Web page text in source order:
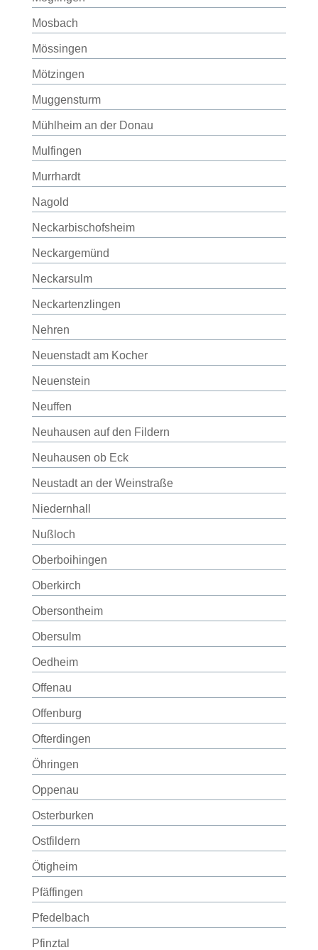
Mosbach
Mössingen
Mötzingen
Muggensturm
Mühlheim an der Donau
Mulfingen
Murrhardt
Nagold
Neckarbischofsheim
Neckargemünd
Neckarsulm
Neckartenzlingen
Nehren
Neuenstadt am Kocher
Neuenstein
Neuffen
Neuhausen auf den Fildern
Neuhausen ob Eck
Neustadt an der Weinstraße
Niedernhall
Nußloch
Oberboihingen
Oberkirch
Obersontheim
Obersulm
Oedheim
Offenau
Offenburg
Ofterdingen
Öhringen
Oppenau
Osterburken
Ostfildern
Ötigheim
Pfäffingen
Pfedelbach
Pfinztal